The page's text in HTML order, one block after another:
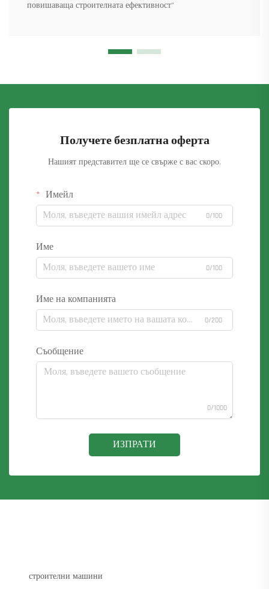
повишаваща строителната ефективност“
Получете безплатна оферта
Нашият представител ще се свърже с вас скоро.
Имейл
0/100
Име
0/100
Име на компанията
0/200
Съобщение
0/1000
ИЗПРАТИ
строителни машини